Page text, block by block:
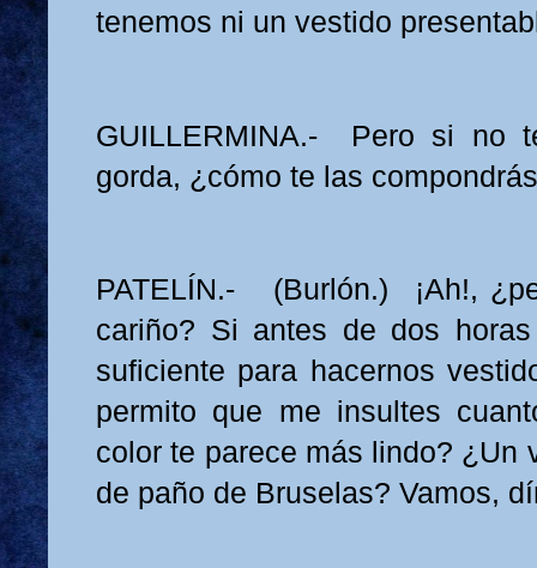
tenemos ni un vestido
GUILLERMINA.- Pero si no
gorda, ¿cómo te las
PATELÍN.- (Burlón.) ¡Ah!,
cariño? Si antes de dos
suficiente para hacernos
permito que me insultes
color te parece más lindo? ¿Un
de paño de Bruselas? Vamos,